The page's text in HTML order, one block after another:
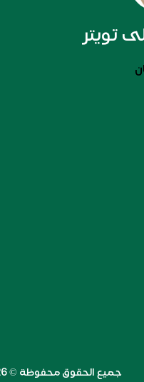
تويتر
جميع الحقوق محفوظة ©️ 2026